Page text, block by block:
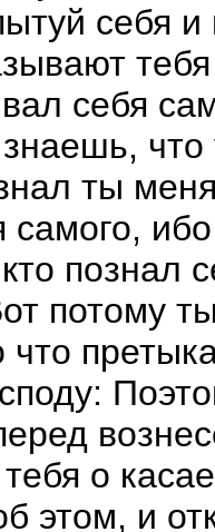
себя
себя
ты
познал
потому
о
этом, и